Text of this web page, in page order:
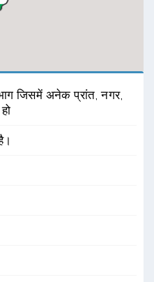
जिसमें अनेक प्रांत, नगर,